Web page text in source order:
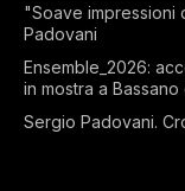
"Soave impressioni
Padovani
Ensemble_2026:
in mostra a
Sergio Padovani.